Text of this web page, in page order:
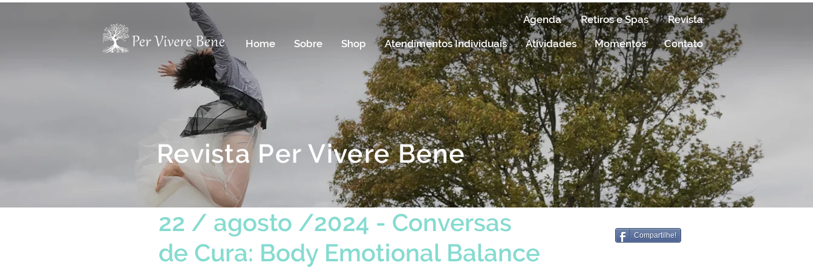
Agenda Retiros e Spas
Revista
Home
Sobre Shop Atendimentos Individuais Atividades Momentos Contato
22 / agosto /2024 - Conversas
de Cura: Body Emotional Balance
Revista Per Vivere Bene
Compartilhe!